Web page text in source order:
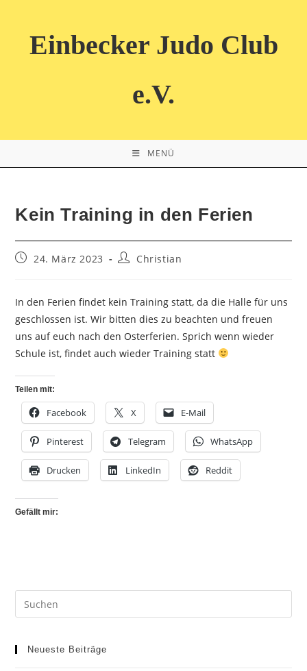
springenEinbecker Judo Club
e.V.
MENÜ
Kein Training in den Ferien
Beitrag24. März 2023
Beitrags-
Christian
In den Ferien findet kein Training statt, da die Halle für uns
geschlossen ist. Wir bitten dies zu beachten und freuen
uns auf euch nach den Osterferien. Sprich wenn wieder
Schule ist, findet auch wieder Training statt
Teilen mit:
Facebook X E-Mail
Pinterest Telegram WhatsApp
Drucken LinkedIn Reddit
Gefällt mir:
Neueste Beiträge